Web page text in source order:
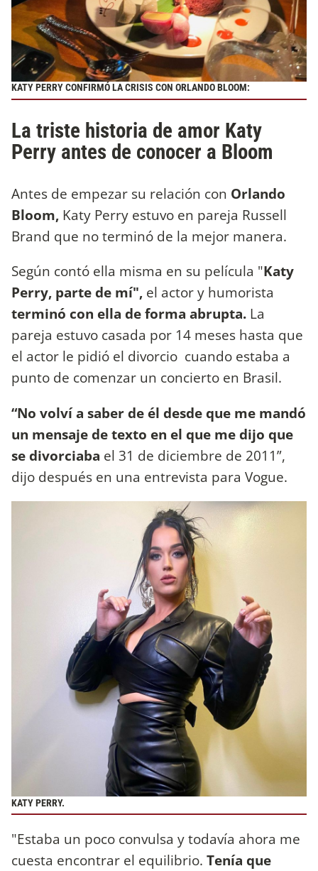
KATY PERRY CONFIRMÓ LA CRISIS CON ORLANDO BLOOM:
La triste historia de amor Katy
Perry antes de conocer a Bloom
Antes de empezar su relación con Orlando
Bloom, Katy Perry estuvo en pareja Russell
Brand que no terminó de la mejor manera.
Según contó ella misma en su película "Katy
Perry, parte de mí", el actor y humorista
terminó con ella de forma abrupta. La
pareja estuvo casada por 14 meses hasta que
el actor le pidió el divorcio cuando estaba a
punto de comenzar un concierto en Brasil.
“No volví a saber de él desde que me mandó
un mensaje de texto en el que me dijo que
se divorciaba el 31 de diciembre de 2011”,
dijo después en una entrevista para Vogue.
KATY PERRY.
"Estaba un poco convulsa y todavía ahora me
cuesta encontrar el equilibrio. Tenía que